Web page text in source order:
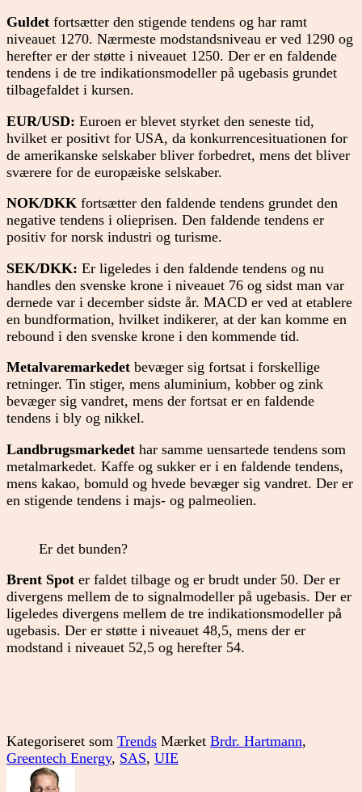
Guldet fortsætter den stigende tendens og har ramt
niveauet 1270. Nærmeste modstandsniveau er ved 1290 og
herefter er der støtte i niveauet 1250. Der er en faldende
tendens i de tre indikationsmodeller på ugebasis grundet
tilbagefaldet i kursen.
EUR/USD: Euroen er blevet styrket den seneste tid,
hvilket er positivt for USA, da konkurrencesituationen for
de amerikanske selskaber bliver forbedret, mens det bliver
sværere for de europæiske selskaber.
NOK/DKK fortsætter den faldende tendens grundet den
negative tendens i olieprisen. Den faldende tendens er
positiv for norsk industri og turisme.
SEK/DKK: Er ligeledes i den faldende tendens og nu
handles den svenske krone i niveauet 76 og sidst man var
dernede var i december sidste år. MACD er ved at etablere
en bundformation, hvilket indikerer, at der kan komme en
rebound i den svenske krone i den kommende tid.
Metalvaremarkedet bevæger sig fortsat i forskellige
retninger. Tin stiger, mens aluminium, kobber og zink
bevæger sig vandret, mens der fortsat er en faldende
tendens i bly og nikkel.
Landbrugsmarkedet har samme uensartede tendens som
metalmarkedet. Kaffe og sukker er i en faldende tendens,
mens kakao, bomuld og hvede bevæger sig vandret. Der er
en stigende tendens i majs- og palmeolien.
Er det bunden?
Brent Spot er faldet tilbage og er brudt under 50. Der er
divergens mellem de to signalmodeller på ugebasis. Der er
ligeledes divergens mellem de tre indikationsmodeller på
ugebasis. Der er støtte i niveauet 48,5, mens der er
modstand i niveauet 52,5 og herefter 54.
Kategoriseret som Trends Mærket Brdr. Hartmann,
Greentech Energy, SAS, UIE